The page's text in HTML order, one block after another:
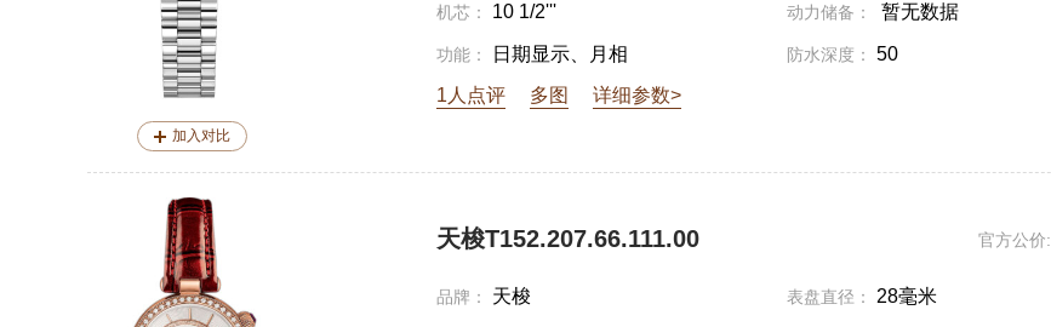
加入对比
机芯： 10 1/2''' 动力储备： 暂无数据
功能： 日期显示、月相 防水深度：
50
1人点评
多图 详细参数>
天梭T152.207.66.111.00
品牌： 天梭 表盘直径： 28毫米
官方公价: